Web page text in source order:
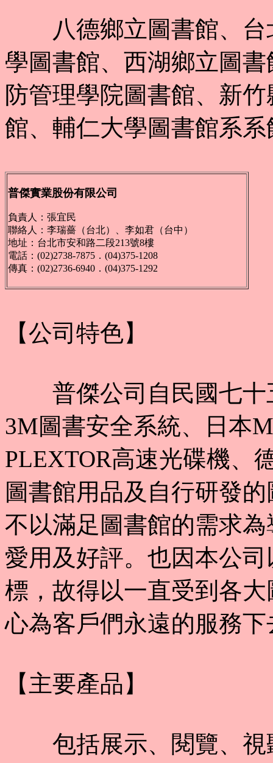
八德鄉立圖書館、台
學圖書館、西湖鄉立圖
防管理學院圖書館、新
館、輔仁大學圖書館系
普傑實業股份有限公司
負責人：張宜民
聯絡人：李瑞薔（台北）、李如君（台中）
地址：台北市安和路二段213號8樓
電話：(02)2738-7875．(04)375-1208
傳真：(02)2736-6940．(04)375-1292
【公司特色】
普傑公司自民國七十
3M圖書安全系統、日本
PLEXTOR高速光碟機、
圖書館用品及自行研發
不以滿足圖書館的需求
愛用及好評。也因本公
標，故得以一直受到各
心為客戶們永遠的服務下
【主要產品】
包括展示、閱覽、視